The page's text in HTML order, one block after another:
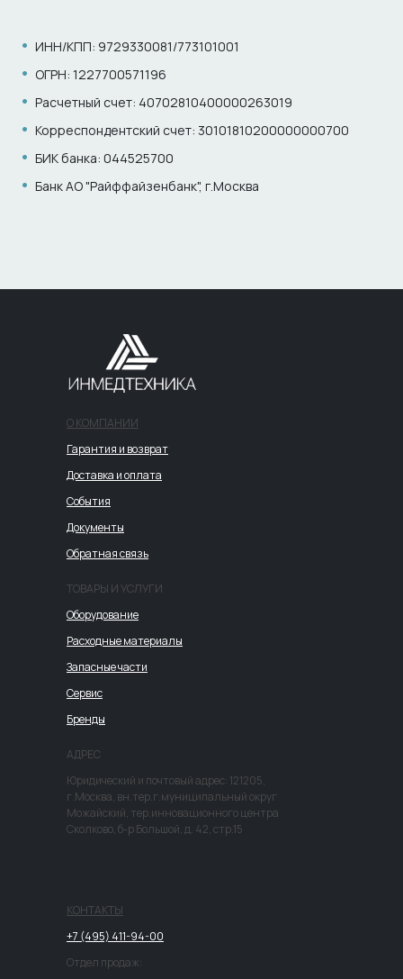
• ИНН/КПП: 9729330081/773101001
• ОГРН: 1227700571196
• Расчетный счет: 40702810400000263019
• Корреспондентский счет: 30101810200000000700
• БИК банка: 044525700
• Банк АО "Райффайзенбанк", г.Москва
О КОМПАНИИ
ТОВАРЫ И УСЛУГИ
АДРЕС
КОНТАКТЫ
Гарантия и возврат
Доставка и оплата
Оборудование
Расходные материалы
Запасные части
Сервис
Юридический и почтовый адрес: 121205,
г.Москва, вн.тер.г.муниципальный округ
Можайский, тер.инновационного центра
Сколково, б-р Большой, д. 42, стр.15
+7 (495) 411-94-00
Отдел продаж:
События
Документы
Обратная связь
Бренды